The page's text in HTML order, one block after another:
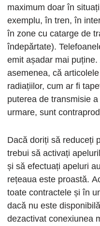
maximum doar în
exemplu, în tren, în
în zone cu catarge de
îndepărtate).
emit așadar mai
asemenea, că
radiațiilor, cum ar fi
puterea de transmisie
urmare, sunt
Dacă doriți să reduceți
trebui să activați
și să efectuați apeluri
rețeaua este proastă.
toate contractele și în
dacă nu este
dezactivat conexiunea